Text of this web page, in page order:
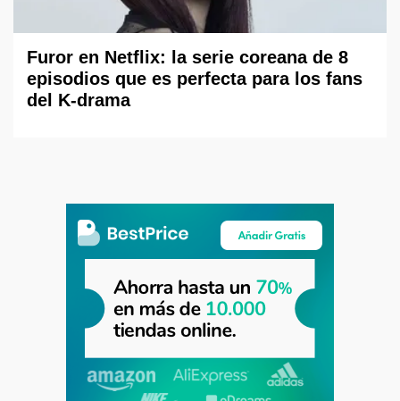
Furor en Netflix: la serie coreana de 8
episodios que es perfecta para los fans
del K-drama